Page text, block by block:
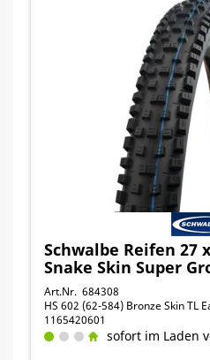
Schwalbe Reifen 27
Snake Skin Super
Art.Nr. 684308
HS 602 (62-584) Bronze Skin TL
1165420601
sofort im Laden